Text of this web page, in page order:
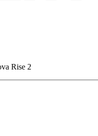
Rise 2